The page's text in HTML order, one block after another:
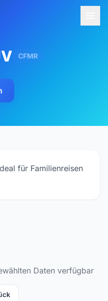
CFMR
für Familienreisen
Daten verfügbar